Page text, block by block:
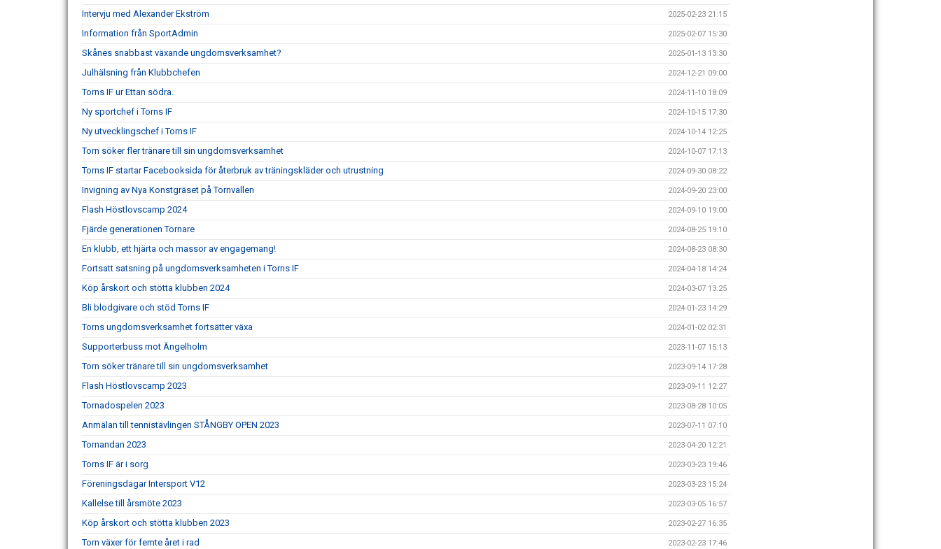
Intervju med Alexander Ekström 2025-02-23 21:15
Information från SportAdmin 2025-02-07 15:30
Skånes snabbast växande ungdomsverksamhet? 2025-01-13 13:30
Julhälsning från Klubbchefen 2024-12-21 09:00
Torns IF ur Ettan södra. 2024-11-10 18:09
Ny sportchef i Torns IF 2024-10-15 17:30
Ny utvecklingschef i Torns IF 2024-10-14 12:25
Torn söker fler tränare till sin ungdomsverksamhet 2024-10-07 17:13
Torns IF startar Facebooksida för återbruk av träningskläder och utrustning 2024-09-30 08:22
Invigning av Nya Konstgräset på Tornvallen 2024-09-20 23:00
Flash Höstlovscamp 2024 2024-09-10 19:00
Fjärde generationen Tornare 2024-08-25 19:10
En klubb, ett hjärta och massor av engagemang! 2024-08-23 08:30
Fortsatt satsning på ungdomsverksamheten i Torns IF 2024-04-18 14:24
Köp årskort och stötta klubben 2024 2024-03-07 13:25
Bli blodgivare och stöd Torns IF 2024-01-23 14:29
Torns ungdomsverksamhet fortsätter växa 2024-01-02 02:31
Supporterbuss mot Ängelholm 2023-11-07 15:13
Torn söker tränare till sin ungdomsverksamhet 2023-09-14 17:28
Flash Höstlovscamp 2023 2023-09-11 12:27
Tornadospelen 2023 2023-08-28 10:05
Anmälan till tennistävlingen STÅNGBY OPEN 2023 2023-07-11 07:10
Tornandan 2023 2023-04-20 12:21
Torns IF är i sorg 2023-03-23 19:46
Föreningsdagar Intersport V12 2023-03-23 15:24
Kallelse till årsmöte 2023 2023-03-05 16:57
Köp årskort och stötta klubben 2023 2023-02-27 16:35
Torn växer för femte året i rad 2023-02-23 17:46